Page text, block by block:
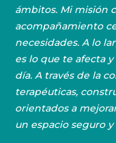
ámbitos. Mi misión
acompañamiento
necesidades. A lo
es lo que te afecta
día. A través de la
terapéuticas,
orientados a
un espacio seguro y